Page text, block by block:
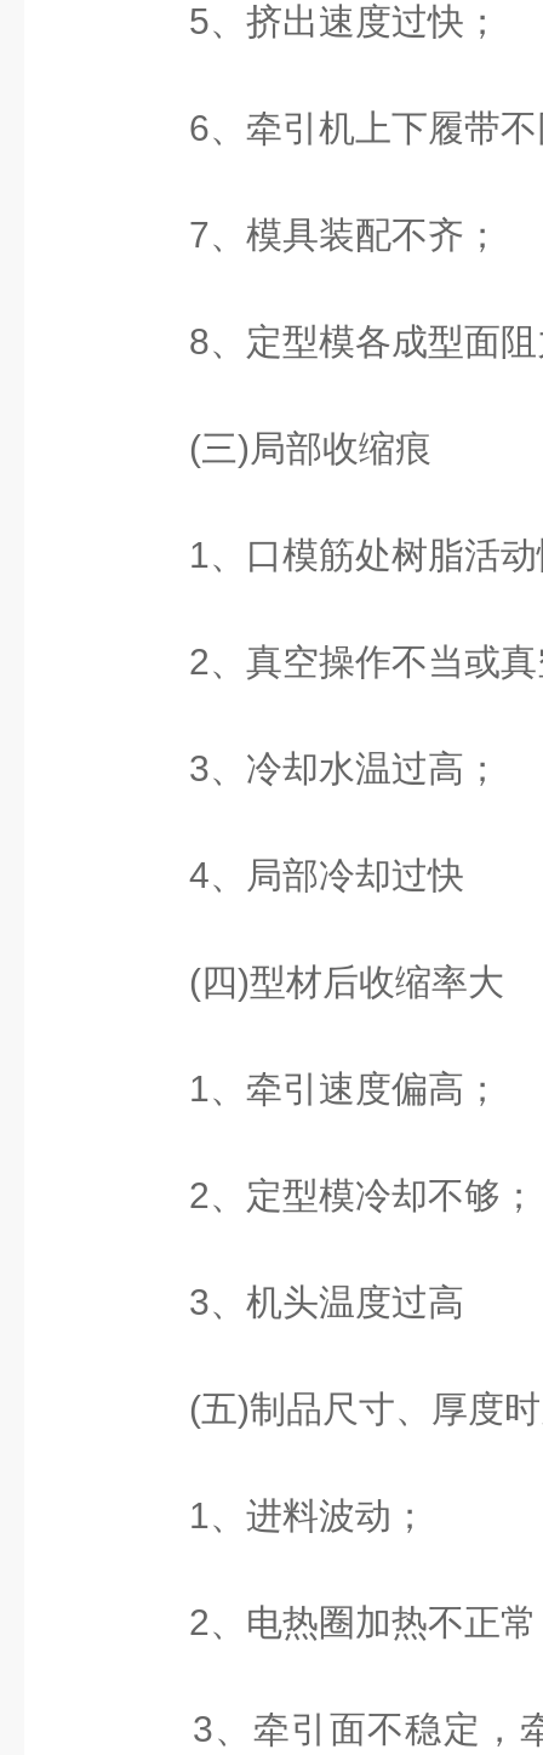
5、挤出速度过快；
6、牵引机上下履带不
7、模具装配不齐；
8、定型模各成型面阻
(三)局部收缩痕
1、口模筋处树脂活动
2、真空操作不当或真
3、冷却水温过高；
4、局部冷却过快
(四)型材后收缩率大
1、牵引速度偏高；
2、定型模冷却不够；
3、机头温度过高
(五)制品尺寸、厚度时
1、进料波动；
2、电热圈加热不正常
3、牵引面不稳定，